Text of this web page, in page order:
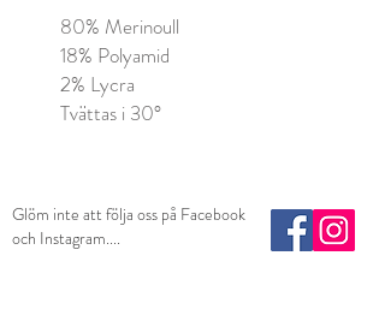
80% Merinoull
18% Polyamid
2% Lycra
Tvättas i 30°
Glöm inte att följa oss på Facebook
och Instagram....